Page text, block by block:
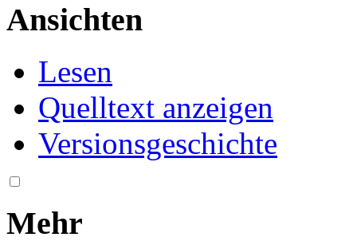
Ansichten
Lesen
Quelltext anzeigen
Versionsgeschichte
Mehr